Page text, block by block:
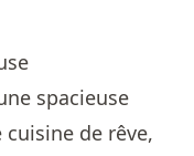
spacieuse
de rêve,